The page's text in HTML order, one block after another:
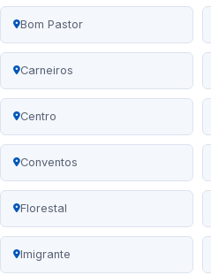
Bom Pastor
Carneiros
Centro
Conventos
Florestal
Imigrante